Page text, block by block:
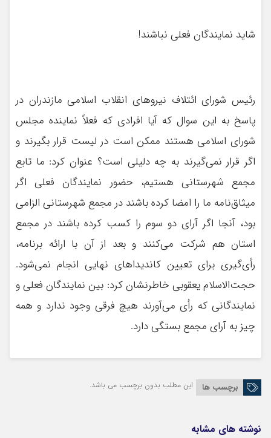
شاید نمایندگان فعلی نباشند!
رئیس شورای ائتلاف نیروهای انقلاب اسلامی مازندران در
پاسخ به این سوال که آیا افرادی که فعلاً نماینده مجلس
شورای اسلامی هستند ممکن است در لیست قرار بگیرند و
اگر قرار نمی‌گیرند به چه دلیلی است؟ عنوان کرد: ما تابع
مجمع شهرستانی هستیم، حضور نمایندگان فعلی اگر
میثاق‌نامه ما را امضا کرده باشند در مجمع شهرستانی الزامی
بود، آنجا اگر آرای دو سوم را کسب کرده باشند در مجمع
استان هم شرکت می‌کنند و بعد از آن با ارائه برنامه،
رأی‌گیری برای تعیین کاندیداهای نهایی انجام نمی‌شود.
حجت‌الاسلام یعقوبی خاطرنشان کرد: بین نمایندگان فعلی و
نمایندگانی که رأی می‌آورند هیچ فرقی وجود ندارد و همه
چیز به آرای مجمع بستگی دارد.
برچسب ها این مطلب بدون برچسب می باشد.
نوشته های مشابه